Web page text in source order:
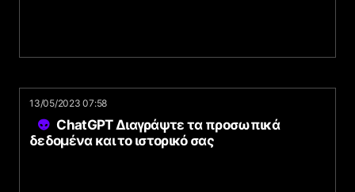
13/05/2023 07:58
ChatGPT Διαγράψτε τα προσωπικά
δεδομένα και το ιστορικό σας